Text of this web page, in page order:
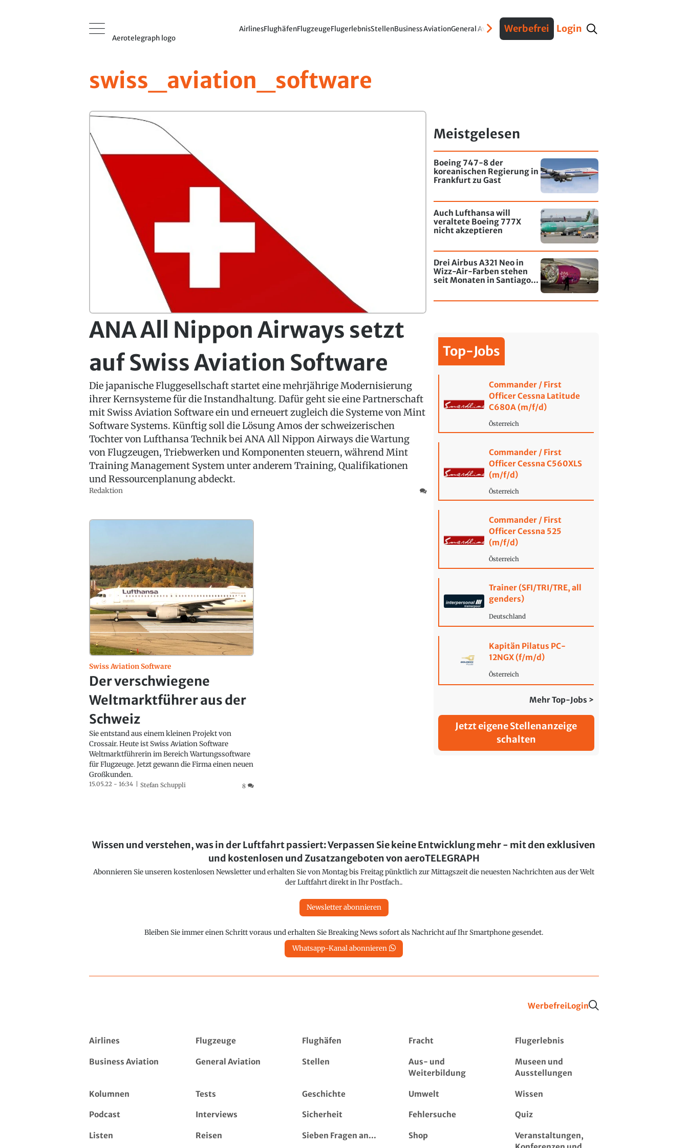
Aerotelegraph logo
AirlinesFlughäfenFlugzeugeFlugerlebnisStellenBusiness AviationGeneral AviationVerteidigungInterviews Fracht
Werbefrei Login
swiss_aviation_software
ANA All Nippon Airways setzt
auf Swiss Aviation Software
Die japanische Fluggesellschaft startet eine mehrjährige Modernisierung
ihrer Kernsysteme für die Instandhaltung. Dafür geht sie eine Partnerschaft
mit Swiss Aviation Software ein und erneuert zugleich die Systeme von Mint
Software Systems. Künftig soll die Lösung Amos der schweizerischen
Tochter von Lufthansa Technik bei ANA All Nippon Airways die Wartung
von Flugzeugen, Triebwerken und Komponenten steuern, während Mint
Training Management System unter anderem Training, Qualifikationen
und Ressourcenplanung abdeckt.
Redaktion
Swiss Aviation Software
Der verschwiegene
Weltmarktführer aus der
Schweiz
Sie entstand aus einem kleinen Projekt von
Crossair. Heute ist Swiss Aviation Software
Weltmarktführerin im Bereich Wartungssoftware
für Flugzeuge. Jetzt gewann die Firma einen neuen
Großkunden.
15.05.22 - 16:34 Stefan Schuppli 8
Meistgelesen
Boeing 747-8 der
koreanischen Regierung in
Frankfurt zu Gast
Auch Lufthansa will
veraltete Boeing 777X
nicht akzeptieren
Drei Airbus A321 Neo in
Wizz-Air-Farben stehen
seit Monaten in Santiago
Top-Jobs
Commander / First
Officer Cessna Latitude
C680A (m/f/d)
Österreich
Commander / First
Officer Cessna C560XLS
(m/f/d)
Österreich
Commander / First
Officer Cessna 525
(m/f/d)
Österreich
Trainer (SFI/TRI/TRE, all
genders)
Deutschland
Kapitän Pilatus PC-
12NGX (f/m/d)
Österreich
Mehr Top-Jobs >
Jetzt eigene Stellenanzeige
schalten
Wissen und verstehen, was in der Luftfahrt passiert: Verpassen Sie keine Entwicklung mehr - mit den exklusiven
und kostenlosen und Zusatzangeboten von aeroTELEGRAPH
Abonnieren Sie unseren kostenlosen Newsletter und erhalten Sie von Montag bis Freitag pünktlich zur Mittagszeit die neuesten Nachrichten aus der Welt
der Luftfahrt direkt in Ihr Postfach..
Newsletter abonnieren
Bleiben Sie immer einen Schritt voraus und erhalten Sie Breaking News sofort als Nachricht auf Ihr Smartphone gesendet.
Whatsapp-Kanal abonnieren
WerbefreiLogin
Airlines Flugzeuge Flughäfen Fracht Flugerlebnis
Business Aviation General Aviation Stellen
Aus- und
Weiterbildung
Museen und
Ausstellungen
Kolumnen Tests Geschichte Umwelt Wissen
Podcast Interviews Sicherheit Fehlersuche Quiz
Listen Reisen Sieben Fragen an... Shop
Veranstaltungen,